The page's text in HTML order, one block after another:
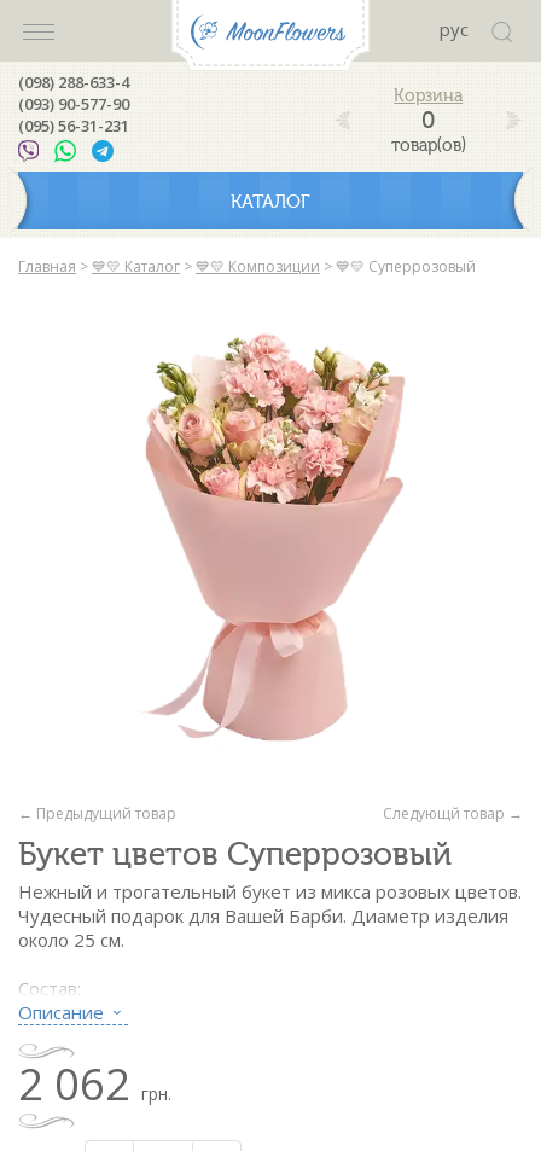
рус
(098) 288-633-4
(093) 90-577-90
(095) 56-31-231
0
товар(ов)
КАТАЛОГ
Главная > 💙💛 Каталог > 💙💛 Композиции > 💙💛 Суперрозовый
Следующй товар →
← Предыдущий товар
Букет цветов Суперрозовый
Нежный и трогательный букет из микса розовых цветов.
Чудесный подарок для Вашей Барби. Диаметр изделия
около 25 см.
Состав:
- гвоздика розовая - 7 шт.
- эустома розовая - 2 вет.
- маттиола белая - 3 вет.
- флористическая бумага розовая
- лента атласная
Описание
2 062 грн.